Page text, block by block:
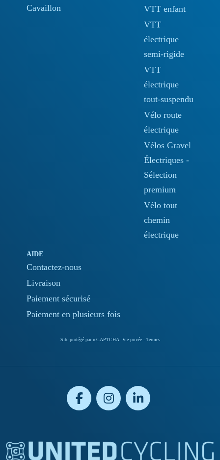
Cavaillon
VTT enfant
VTT
électrique
semi-rigide
VTT
électrique
tout-suspendu
Vélo route
électrique
Vélos Gravel
Électriques -
Sélection
premium
Vélo tout
chemin
électrique
AIDE
Contactez-nous
Livraison
Paiement sécurisé
Paiement en plusieurs fois
Site protégé par reCAPTCHA. Vie privée- Termes